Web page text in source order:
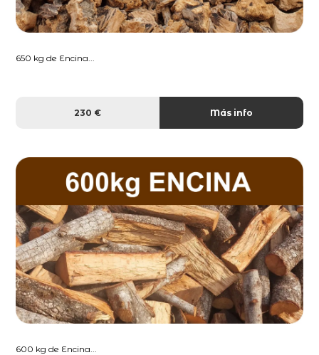
650 kg de Encina...
230 € Más info
600 kg de Encina...